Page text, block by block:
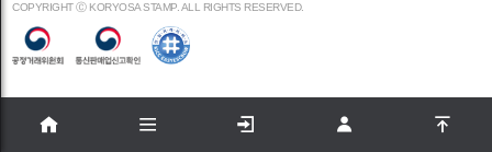
COPYRIGHT Ⓒ KORYOSA STAMP. ALL RIGHTS RESERVED.